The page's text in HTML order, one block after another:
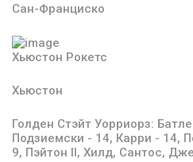
Сан-Франциско
Хьюстон Рокетс
Хьюстон
Голден Стэйт Уорриорз:
Подзиемски - 14, Карри - 14,
9, Пэйтон II, Хилд, Сантос,